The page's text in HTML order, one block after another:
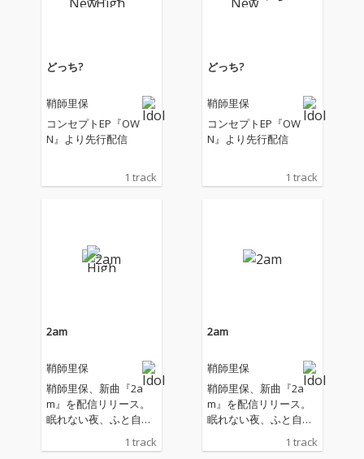
どっち?
鞘師里保
コンセプトEP『OW
N』より先行配信
1 track
どっち?
鞘師里保
コンセプトEP『OW
N』より先行配信
1 track
2am
鞘師里保
鞘師里保、新曲『2a
m』を配信リリース。
眠れない夜、ふと自分
う "午前2時” という時
1 track
2am
鞘師里保
鞘師里保、新曲『2a
m』を配信リリース。
眠れない夜、ふと自分
自身と向き合ってしま
う "午前2時” という時
1 track